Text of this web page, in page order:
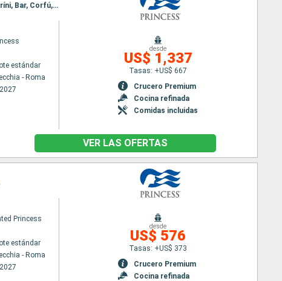
Itinerario : Civitavecchia - Roma, Nápoles, Chania, Kusadasi, Mykonos, El Pireo Atenas, Santoríni, Bar, Corfú, Messine, Barcelona
estándar
- Roma
desde
US$ 1,337
Tasas: +US$ 667
Crucero Premium
Cocina refinada
Comidas incluidas
VER LAS OFERTAS
Princess
estándar
- Roma
desde
US$ 576
Tasas: +US$ 373
Crucero Premium
Cocina refinada